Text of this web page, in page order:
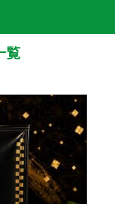
覧